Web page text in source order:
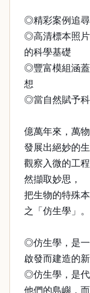
◎精彩案例追尋
◎高清標本照片
的科學基礎
◎豐富模組涵
想
◎當自然賦予
億萬年來，萬
發展出絕妙的生
觀察入微的工
然擷取妙思，
把生物的特殊
之「仿生學」。
◎仿生學，是一
啟發而建造的新
◎仿生學，是代
他們的島嶼，